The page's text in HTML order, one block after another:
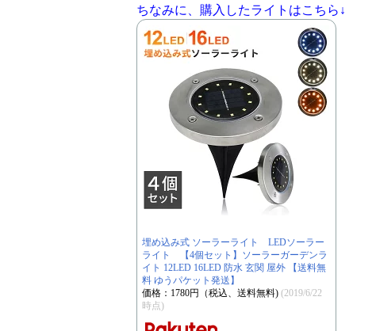
ちなみに、購入したライトはこちら↓
埋め込み式 ソーラーライト LEDソーラー
ライト 【4個セット】ソーラーガーデンラ
イト 12LED 16LED 防水 玄関 屋外 【送料無
料 ゆうパケット発送】
価格：1780円（税込、送料無料) (2019/6/22
時点)